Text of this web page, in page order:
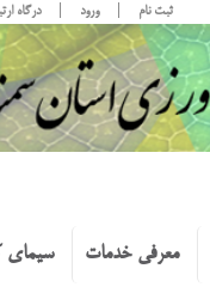
ثبت نام ورود درگاه
معرفی خدمات سیمای